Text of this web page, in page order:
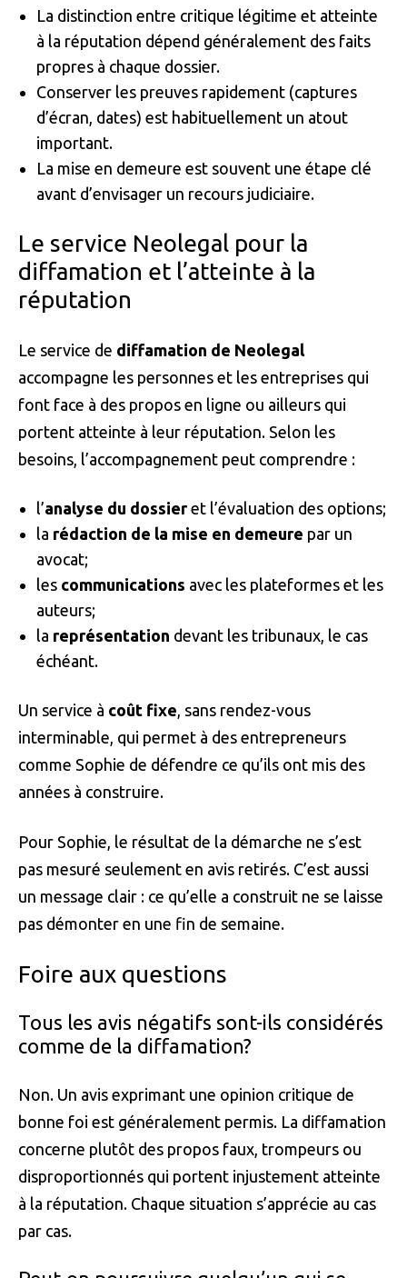
La distinction entre critique légitime et atteinte
à la réputation dépend généralement des faits
propres à chaque dossier.
Conserver les preuves rapidement (captures
d’écran, dates) est habituellement un atout
important.
La mise en demeure est souvent une étape clé
avant d’envisager un recours judiciaire.
Le service Neolegal pour la
diffamation et l’atteinte à la
réputation
Le service de diffamation de Neolegal
accompagne les personnes et les entreprises qui
font face à des propos en ligne ou ailleurs qui
portent atteinte à leur réputation. Selon les
besoins, l’accompagnement peut comprendre :
l’analyse du dossieret l’évaluation des options;
la rédaction de la mise en demeure par un
avocat;
les communications avec les plateformes et les
auteurs;
la représentation devant les tribunaux, le cas
échéant.
Un service à coût fixe, sans rendez-vous
interminable, qui permet à des entrepreneurs
comme Sophie de défendre ce qu’ils ont mis des
années à construire.
Pour Sophie, le résultat de la démarche ne s’est
pas mesuré seulement en avis retirés. C’est aussi
un message clair : ce qu’elle a construit ne se laisse
pas démonter en une fin de semaine.
Foire aux questions
Tous les avis négatifs sont-ils considérés
comme de la diffamation?
Non. Un avis exprimant une opinion critique de
bonne foi est généralement permis. La diffamation
concerne plutôt des propos faux, trompeurs ou
disproportionnés qui portent injustement atteinte
à la réputation. Chaque situation s’apprécie au cas
par cas.